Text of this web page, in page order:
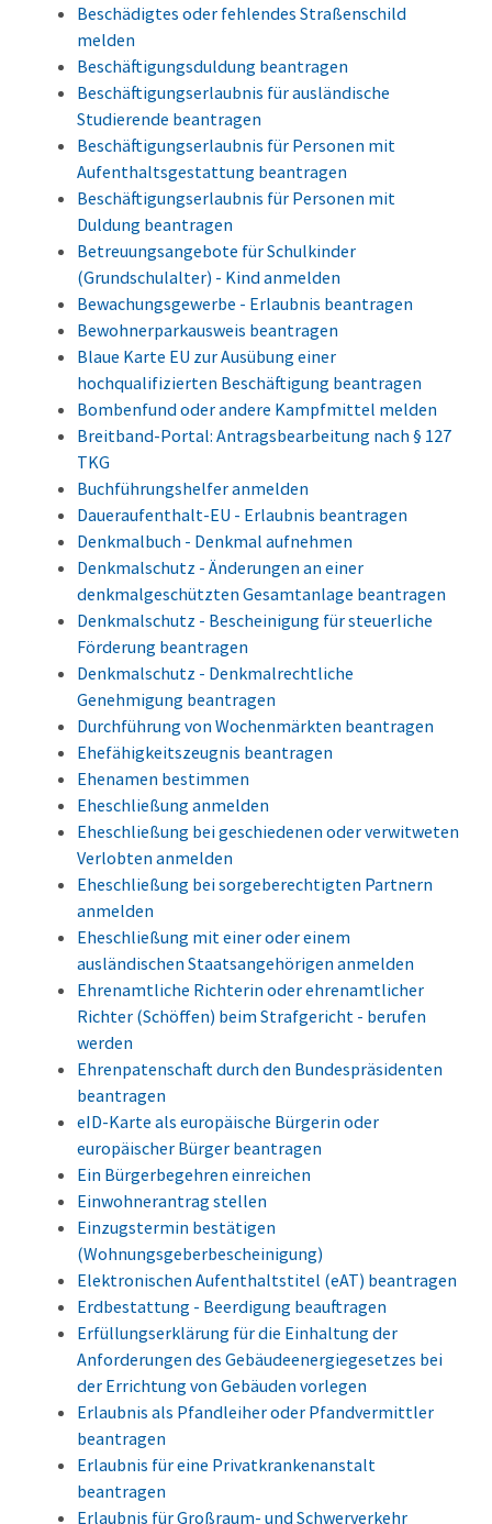
Beschädigtes oder fehlendes Straßenschild
melden
Beschäftigungsduldung beantragen
Beschäftigungserlaubnis für ausländische
Studierende beantragen
Beschäftigungserlaubnis für Personen mit
Aufenthaltsgestattung beantragen
Beschäftigungserlaubnis für Personen mit
Duldung beantragen
Betreuungsangebote für Schulkinder
(Grundschulalter) - Kind anmelden
Bewachungsgewerbe - Erlaubnis beantragen
Bewohnerparkausweis beantragen
Blaue Karte EU zur Ausübung einer
hochqualifizierten Beschäftigung beantragen
Bombenfund oder andere Kampfmittel melden
Breitband-Portal: Antragsbearbeitung nach § 127
TKG
Buchführungshelfer anmelden
Daueraufenthalt-EU - Erlaubnis beantragen
Denkmalbuch - Denkmal aufnehmen
Denkmalschutz - Änderungen an einer
denkmalgeschützten Gesamtanlage beantragen
Denkmalschutz - Bescheinigung für steuerliche
Förderung beantragen
Denkmalschutz - Denkmalrechtliche
Genehmigung beantragen
Durchführung von Wochenmärkten beantragen
Ehefähigkeitszeugnis beantragen
Ehenamen bestimmen
Eheschließung anmelden
Eheschließung bei geschiedenen oder verwitweten
Verlobten anmelden
Eheschließung bei sorgeberechtigten Partnern
anmelden
Eheschließung mit einer oder einem
ausländischen Staatsangehörigen anmelden
Ehrenamtliche Richterin oder ehrenamtlicher
Richter (Schöffen) beim Strafgericht - berufen
werden
Ehrenpatenschaft durch den Bundespräsidenten
beantragen
eID-Karte als europäische Bürgerin oder
europäischer Bürger beantragen
Ein Bürgerbegehren einreichen
Einwohnerantrag stellen
Einzugstermin bestätigen
(Wohnungsgeberbescheinigung)
Elektronischen Aufenthaltstitel (eAT) beantragen
Erdbestattung - Beerdigung beauftragen
Erfüllungserklärung für die Einhaltung der
Anforderungen des Gebäudeenergiegesetzes bei
der Errichtung von Gebäuden vorlegen
Erlaubnis als Pfandleiher oder Pfandvermittler
beantragen
Erlaubnis für eine Privatkrankenanstalt
beantragen
Erlaubnis für Großraum- und Schwerverkehr